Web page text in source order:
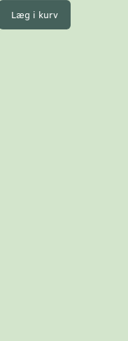
Læg i kurv